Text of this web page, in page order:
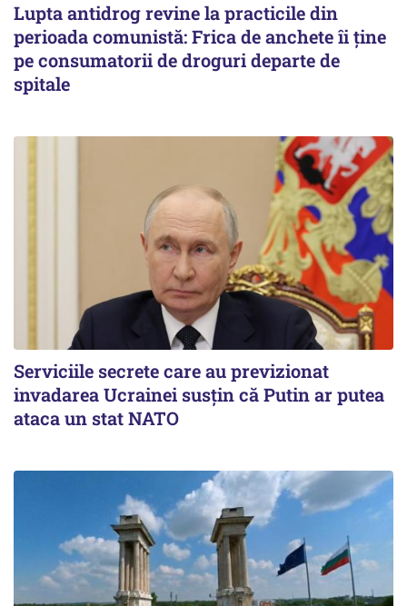
Lupta antidrog revine la practicile din
perioada comunistă: Frica de anchete îi ține
pe consumatorii de droguri departe de
spitale
Serviciile secrete care au previzionat
invadarea Ucrainei susțin că Putin ar putea
ataca un stat NATO